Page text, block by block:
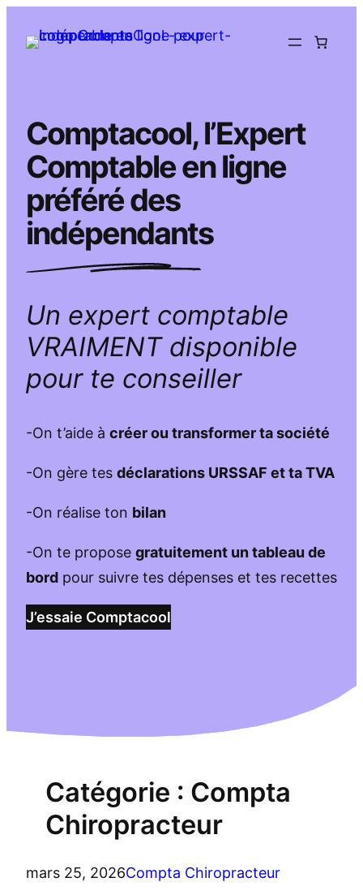
Comptacool, l’Expert
Comptable en ligne
préféré des
indépendants
Un expert comptable
VRAIMENT disponible
pour te conseiller
-On t’aide à créer ou transformer ta société
-On gère tes déclarations URSSAF et ta TVA
-On réalise ton bilan
-On te propose gratuitement un tableau de
bord pour suivre tes dépenses et tes recettes
J’essaie Comptacool
Catégorie : Compta
Chiropracteur
mars 25, 2026Compta Chiropracteur